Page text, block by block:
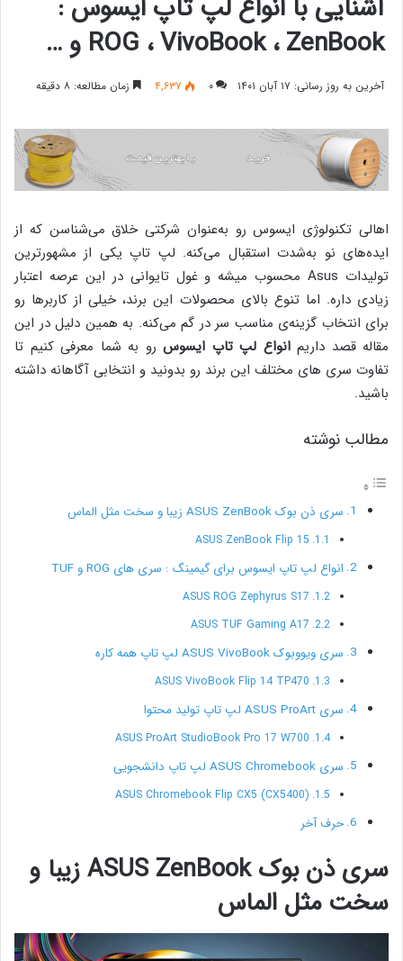
آشنایی با انواع لپ تاپ ایسوس :
ROG ، VivoBook ، ZenBook و …
آخرین به روز رسانی: ۱۷ آبان ۱۴۰۱ ۰ ۴,۶۳۷ زمان مطالعه: ۸ دقیقه
اهالی تکنولوژی ایسوس رو به‌عنوان شرکتی خلاق می‌شناسن که از
ایده‌های نو به‌شدت استقبال می‌کنه. لپ تاپ یکی از مشهورترین
تولیدات Asus محسوب میشه و غول تایوانی در این عرصه اعتبار
زیادی داره. اما تنوع بالای محصولات این برند، خیلی از کاربرها رو
برای انتخاب گزینه‌ی مناسب سر در گم می‌کنه. به همین دلیل در این
مقاله قصد داریمانواع لپ تاپ ایسوس رو به شما معرفی کنیم تا
تفاوت سری های مختلف این برند رو بدونید و انتخابی آگاهانه داشته
باشید.
مطالب نوشته
سری ذن بوک ASUS ZenBook زیبا و سخت مثل الماس
ASUS ZenBook Flip 15
انواع لپ تاپ ایسوس برای گیمینگ : سری های ROG و TUF
ASUS ROG Zephyrus S17
ASUS TUF Gaming A17
سری ویووبوک ASUS VivoBook لپ تاپ همه کاره
ASUS VivoBook Flip 14 TP470
سری ASUS ProArt لپ تاپ تولید محتوا
ASUS ProArt StudioBook Pro 17 W700
سری ASUS Chromebook لپ تاپ دانشجویی
ASUS Chromebook Flip CX5 (CX5400)
حرف آخر
سری ذن بوک ASUS ZenBook
زیبا و
سخت مثل الماس